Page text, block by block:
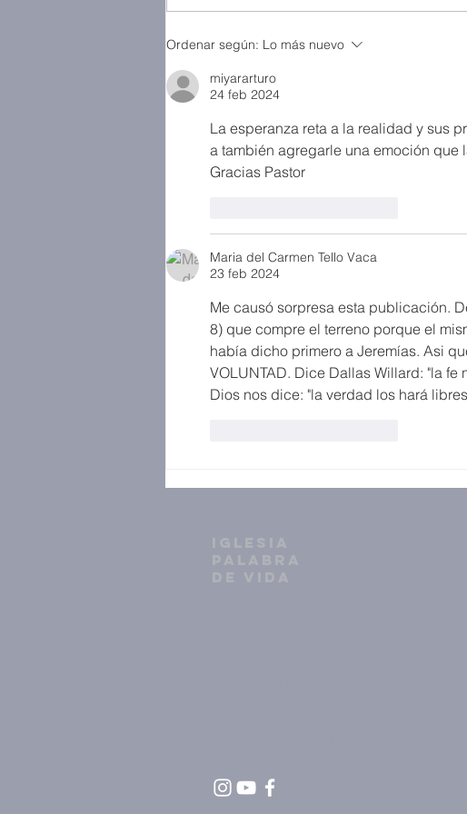
Ordenar según: Lo más nuevo
miyararturo
24 feb 2024
La esperanza reta a la realidad y sus
a también agregarle una emoción que
Gracias Pastor
Maria del Carmen Tello Vaca
23 feb 2024
Me causó sorpresa esta publicación.
8) que compre el terreno porque el
había dicho primero a Jeremías. Asi
VOLUNTAD. Dice Dallas Willard: "la
Dios nos dice: "la verdad los hará